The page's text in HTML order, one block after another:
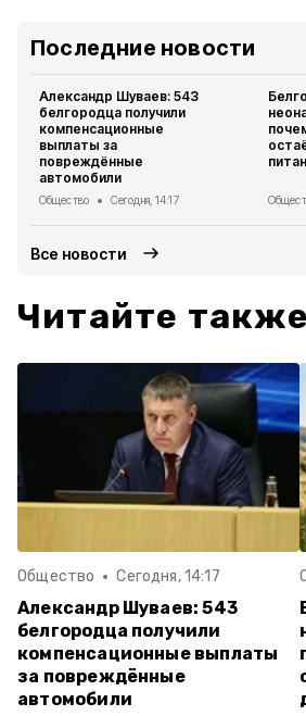
Последние новости
Александр Шуваев: 543
белгородца получили
компенсационные
выплаты за
повреждённые
автомобили
Общество Сегодня, 14:17
Все новости
Читайте также
Общество Сегодня, 14:17
Александр Шуваев: 543
белгородца получили
компенсационные выплаты
за повреждённые
автомобили